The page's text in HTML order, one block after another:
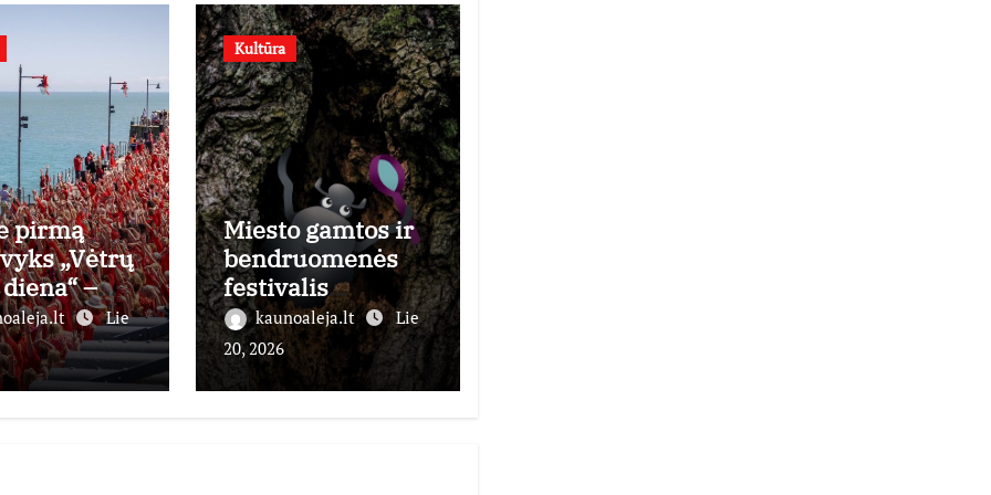
pirmą
„Vėtrų
–
Kate
į
Lie
Kultūra
Miesto gamtos ir
bendruomenės
festivalis
„Drevės“
kaunoaleja.lt
Lie
20, 2026